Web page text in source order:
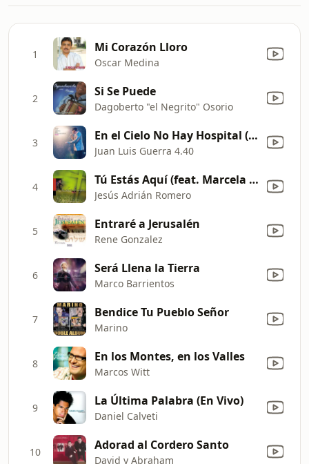
1 Mi Corazón Lloro
Oscar Medina
2 Si Se Puede
Dagoberto "el Negrito" Osorio
3 En el Cielo No Hay Hospital (Live)
Juan Luis Guerra 4.40
4 Tú Estás Aquí (feat. Marcela Gandara) [En Vivo]
Jesús Adrián Romero
5 Entraré a Jerusalén
Rene Gonzalez
6 Será Llena la Tierra
Marco Barrientos
7 Bendice Tu Pueblo Señor
Marino
8 En los Montes, en los Valles
Marcos Witt
9 La Última Palabra (En Vivo)
Daniel Calveti
10 Adorad al Cordero Santo
David y Abraham